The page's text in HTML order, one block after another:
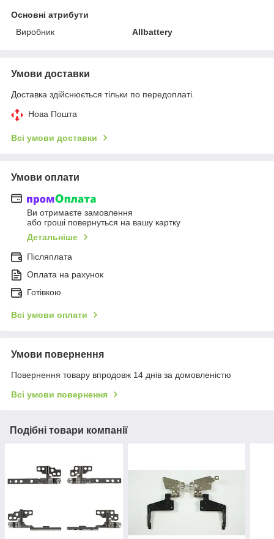
Основні атрибути
Виробник
Allbattery
Умови доставки
Доставка здійснюється тільки по передоплаті.
Нова Пошта
Всі умови доставки
Умови оплати
Ви отримаєте замовлення
або гроші повернуться на вашу картку
Детальніше
Післяплата
Оплата на рахунок
Готівкою
Всі умови оплати
Умови повернення
Повернення товару впродовж 14 днів за домовленістю
Всі умови повернення
Подібні товари компанії